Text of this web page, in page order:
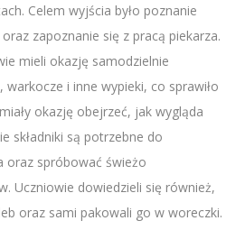
Celem wyjścia było poznanie
zapoznanie się z pracą piekarza.
mieli okazję samodzielnie
i inne wypieki, co sprawiło
okazję obejrzeć, jak wygląda
składniki są potrzebne do
oraz spróbować świeżo
Uczniowie dowiedzieli się również,
oraz sami pakowali go w woreczki.